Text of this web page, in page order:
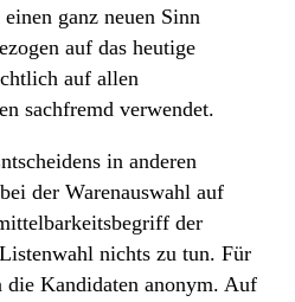
ganz neuen Sinn
auf das heutige
auf allen
sachfremd verwendet.
in anderen
der Warenauswahl auf
der
nichts zu tun. Für
die Kandidaten anonym. Auf